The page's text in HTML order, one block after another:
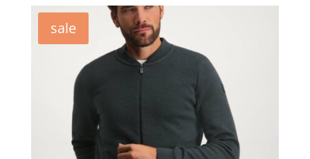
€59,99.
€30,00.
sale